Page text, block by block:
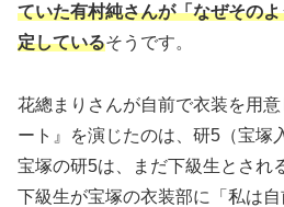
ていた有村純さんが「なぜその
定しているそうです。
花總まりさんが自前で衣装を用
ート』を演じたのは、研5（宝塚
宝塚の研5は、まだ下級生とされ
下級生が宝塚の衣装部に「私は